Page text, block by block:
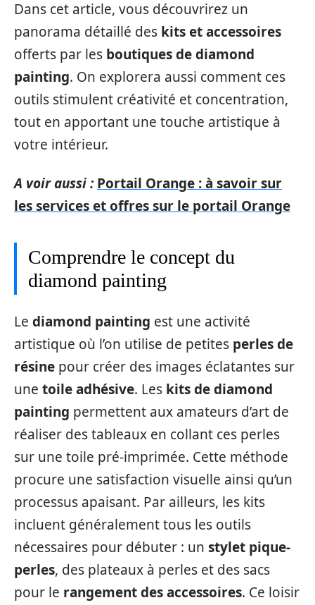
Dans cet article, vous découvrirez un
panorama détaillé des kits et accessoires
offerts par les boutiques de diamond
painting. On explorera aussi comment ces
outils stimulent créativité et concentration,
tout en apportant une touche artistique à
votre intérieur.
A voir aussi : Portail Orange : à savoir sur
les services et offres sur le portail Orange
Comprendre le concept du
diamond painting
Le diamond painting est une activité
artistique où l’on utilise de petites perles de
résine pour créer des images éclatantes sur
une toile adhésive. Les kits de diamond
painting permettent aux amateurs d’art de
réaliser des tableaux en collant ces perles
sur une toile pré-imprimée. Cette méthode
procure une satisfaction visuelle ainsi qu’un
processus apaisant. Par ailleurs, les kits
incluent généralement tous les outils
nécessaires pour débuter : un stylet pique-
perles, des plateaux à perles et des sacs
pour le rangement des accessoires. Ce loisir